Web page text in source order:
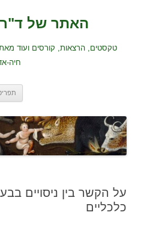
האתר של
טקסטים, הרצאות, קורסים ועוד
חיה-
על הקשר בין ניסויים
כלכליים